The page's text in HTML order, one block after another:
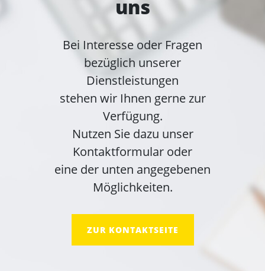
uns
Bei Interesse oder Fragen
bezüglich unserer
Dienstleistungen
stehen wir Ihnen gerne zur
Verfügung.
Nutzen Sie dazu unser
Kontaktformular oder
eine der unten angegebenen
Möglichkeiten.
ZUR KONTAKTSEITE